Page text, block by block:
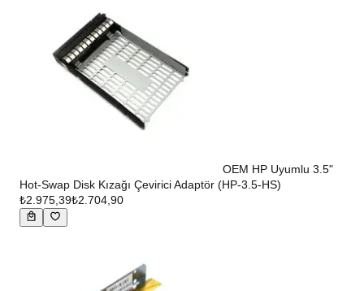
OEM HP Uyumlu 3.5"
Hot-Swap Disk Kızağı Çevirici Adaptör (HP-3.5-HS)
₺2.975,39₺2.704,90